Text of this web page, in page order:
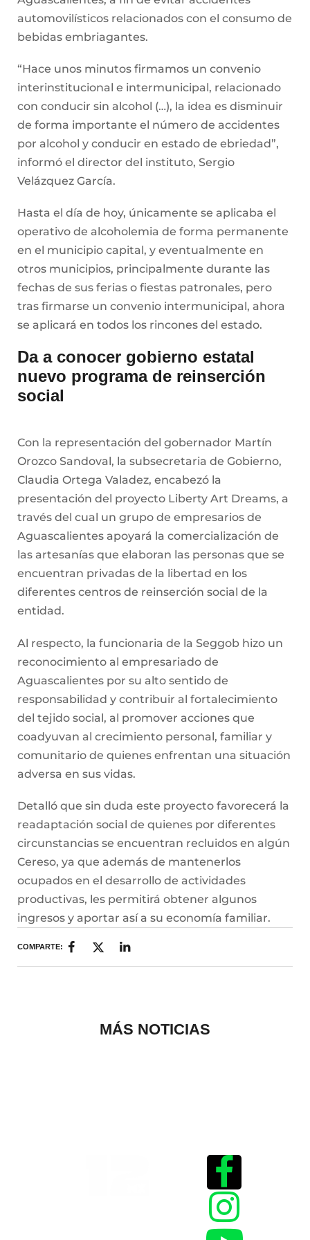
automovilísticos relacionados con el consumo de
bebidas embriagantes.
“Hace unos minutos firmamos un convenio
interinstitucional e intermunicipal, relacionado
con conducir sin alcohol (…), la idea es disminuir
de forma importante el número de accidentes
por alcohol y conducir en estado de ebriedad”,
informó el director del instituto, Sergio
Velázquez García.
Hasta el día de hoy, únicamente se aplicaba el
operativo de alcoholemia de forma permanente
en el municipio capital, y eventualmente en
otros municipios, principalmente durante las
fechas de sus ferias o fiestas patronales, pero
tras firmarse un convenio intermunicipal, ahora
se aplicará en todos los rincones del estado.
Da a conocer gobierno estatal
nuevo programa de reinserción
social
Con la representación del gobernador Martín
Orozco Sandoval, la subsecretaria de Gobierno,
Claudia Ortega Valadez, encabezó la
presentación del proyecto Liberty Art Dreams, a
través del cual un grupo de empresarios de
Aguascalientes apoyará la comercialización de
las artesanías que elaboran las personas que se
encuentran privadas de la libertad en los
diferentes centros de reinserción social de la
entidad.
Al respecto, la funcionaria de la Seggob hizo un
reconocimiento al empresariado de
Aguascalientes por su alto sentido de
responsabilidad y contribuir al fortalecimiento
del tejido social, al promover acciones que
coadyuvan al crecimiento personal, familiar y
comunitario de quienes enfrentan una situación
adversa en sus vidas.
Detalló que sin duda este proyecto favorecerá la
readaptación social de quienes por diferentes
circunstancias se encuentran recluidos en algún
Cereso, ya que además de mantenerlos
ocupados en el desarrollo de actividades
productivas, les permitirá obtener algunos
ingresos y aportar así a su economía familiar.
COMPARTE:
MÁS NOTICIAS